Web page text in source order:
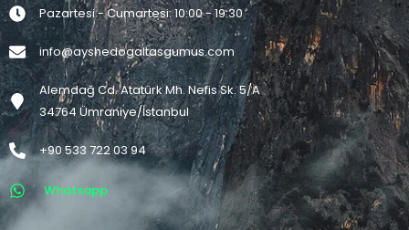
Pazartesi - Cumartesi: 10:00 - 19:30
info@ayshedogaltasgumus.com
Alemdağ Cd. Atatürk Mh. Nefis Sk. 5/A
34764 Ümraniye/İstanbul
+90 533 722 03 94
Whatsapp